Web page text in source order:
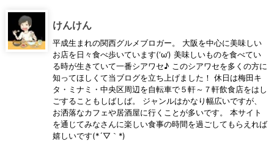
けんけん
平成生まれの関西グルメブロガー。 大阪を中心に美味しい
お店を日々食べ歩いています(‘ω’) 美味しいものを食べてい
る時が生きていて一番シアワセ♪ このシアワセを多くの方に
知ってほしくて当ブログを立ち上げました！ 休日は梅田キ
タ・ミナミ・中央区周辺を自転車で５軒～７軒飲食店をはし
ごすることもしばしば。 ジャンルはかなり幅広いですが、
お洒落なカフェや居酒屋に行くことが多いです。 本サイト
を通じてみなさんに楽しい食事の時間を過ごしてもらえれば
嬉しいです(*´▽｀*)